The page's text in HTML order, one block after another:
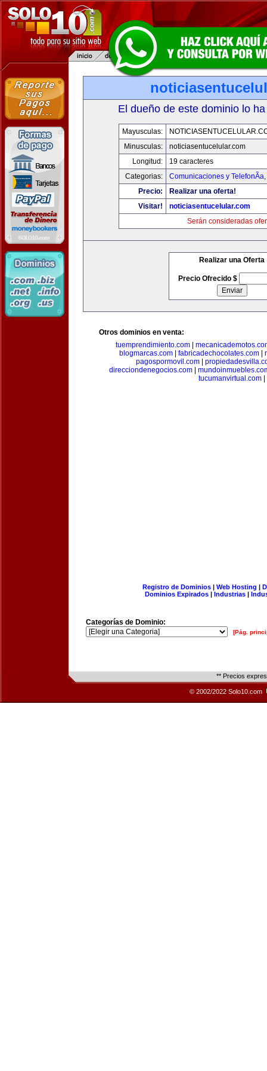
El dueño de este dominio lo
Mayusculas:
Minusculas:
noticiasentucelular.com
Longitud:
19 caracteres
Categorias:
Comunicaciones y TelefonÃ­a,
Precio:
Realizar una oferta!
Visitar!
noticiasentucelular.com
Serán consideradas
Realizar una Oferta
Precio Ofrecido $
Otros dominios en venta:
tuemprendimiento.com
blogmarcas.com
fabricadechocolates.com
pagospormovil.com
direcciondenegocios.com
tucumanvirtual.com
Registro de Dominios| Web Hosting |
Dominios Expirados | Industrias |
Categorías de Dominio:
[Pág.
** Precios
© 2002/2022 Solo10.com